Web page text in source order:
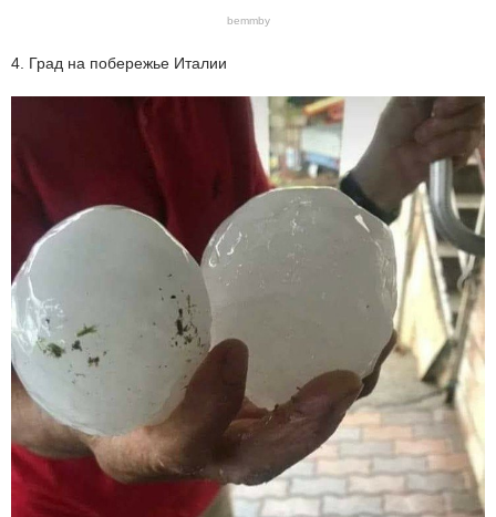
bemmby
4. Град на побережье Италии